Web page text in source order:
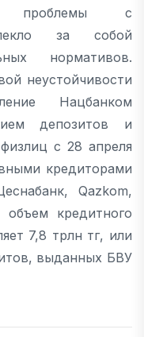
проблемы с
за собой
нормативов.
неустойчивости
Нацбанком
депозитов и
с 28 апреля
кредиторами
Qazkom,
кредитного
7,8 трлн тг, или
выданных БВУ